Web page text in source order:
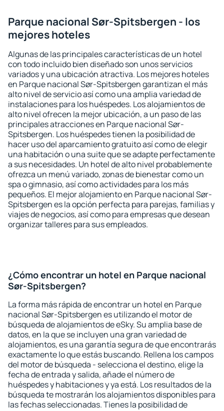
Parque nacional Sør-Spitsbergen - los
mejores hoteles
Algunas de las principales características de un hotel
con todo incluido bien diseñado son unos servicios
variados y una ubicación atractiva. Los mejores hoteles
en Parque nacional Sør-Spitsbergen garantizan el más
alto nivel de servicio así como una amplia variedad de
instalaciones para los huéspedes. Los alojamientos de
alto nivel ofrecen la mejor ubicación, a un paso de las
principales atracciones en Parque nacional Sør-
Spitsbergen. Los huéspedes tienen la posibilidad de
hacer uso del aparcamiento gratuito así como de elegir
una habitación o una suite que se adapte perfectamente
a sus necesidades. Un hotel de alto nivel probablemente
ofrezca un menú variado, zonas de bienestar como un
spa o gimnasio, así como actividades para los más
pequeños. El mejor alojamiento en Parque nacional Sør-
Spitsbergen es la opción perfecta para parejas, familias y
viajes de negocios, así como para empresas que desean
organizar talleres para sus empleados.
¿Cómo encontrar un hotel en Parque nacional
Sør-Spitsbergen?
La forma más rápida de encontrar un hotel en Parque
nacional Sør-Spitsbergen es utilizando el motor de
búsqueda de alojamientos de eSky. Su amplia base de
datos, en la que se incluyen una gran variedad de
alojamientos, es una garantía segura de que encontrarás
exactamente lo que estás buscando. Rellena los campos
del motor de búsqueda - selecciona el destino, elige la
fecha de entrada y salida, añade el número de
huéspedes y habitaciones y ya está. Los resultados de la
búsqueda te mostrarán los alojamientos disponibles para
las fechas seleccionadas. Tienes la posibilidad de